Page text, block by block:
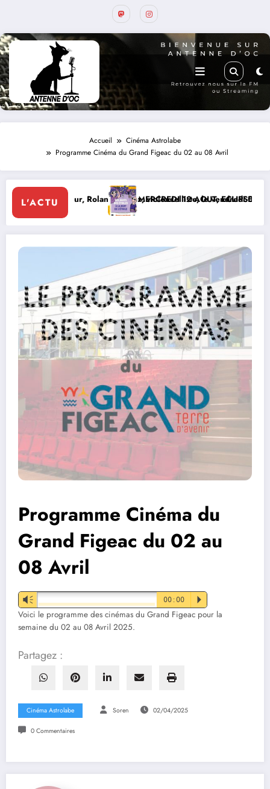
Accueil
Cinéma Astrolabe
Programme Cinéma du Grand Figeac du 02 au 08 Avril
L'ACTU
violoncelliste, le vendredi 07 août 2026
MERCREDI 12 AOUT, ECLIPSE SOLAIRE Le 8 de
Programme Cinéma du
Grand Figeac du 02 au
08 Avril
Vm 00:00 P
Voici le programme des cinémas du Grand Figeac pour la
semaine du 02 au 08 Avril 2025.
Partagez :
Cinéma Astrolabe Soren 02/04/2025
0 Commentaires